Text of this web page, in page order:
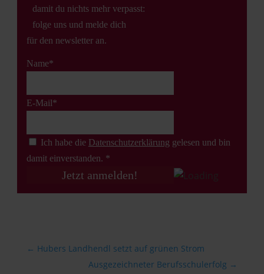
damit du nichts mehr verpasst:
folge uns und melde dich
für den newsletter an.
Name*
E-Mail*
Ich habe die Datenschutz­erklärung gelesen und bin
damit einverstanden. *
← Hubers Landhendl setzt auf grünen Strom
Ausgezeichneter Berufsschulerfolg →